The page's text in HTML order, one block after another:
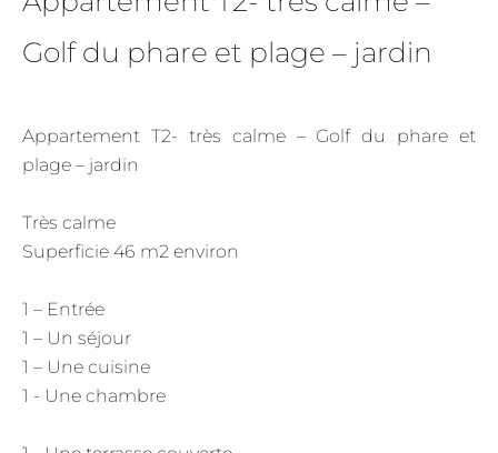
Golf du phare et plage – jardin
Appartement T2- très calme – Golf du phare et
plage – jardin
Très calme
Superficie 46 m2 environ
1 – Entrée
1 – Un séjour
1 – Une cuisine
1 - Une chambre